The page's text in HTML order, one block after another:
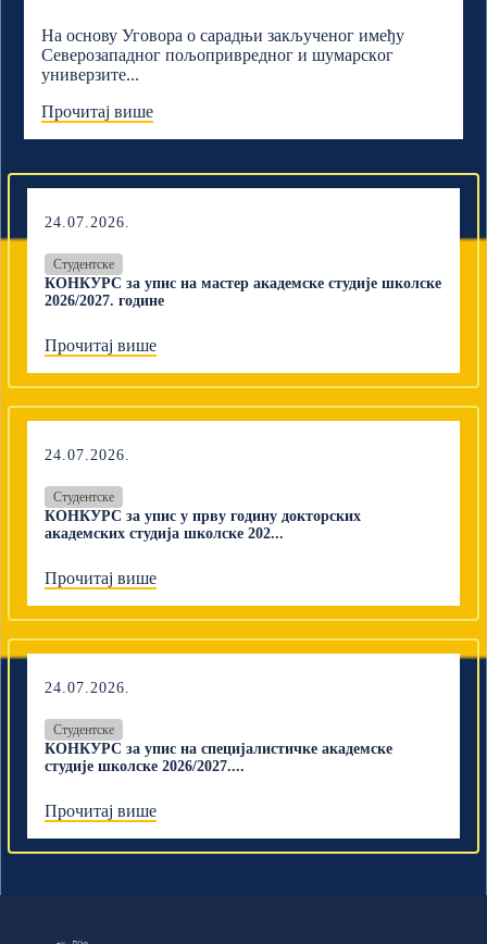
На основу Уговора о сарадњи закљученог имеђу
Северозападног пољопривредног и шумарскoг
универзите...
Прочитај више
24.07.2026.
Студентске
КОНКУРС за упис на мастер академске студије школске
2026/2027. године
Прочитај више
24.07.2026.
Студентске
КОНКУРС за упис у прву годину докторских
академских студија школске 202...
Прочитај више
24.07.2026.
Студентске
КОНКУРС за упис на специјалистичке академске
студије школске 2026/2027....
Прочитај више